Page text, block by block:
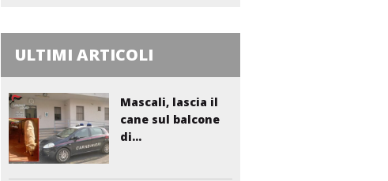
ULTIMI ARTICOLI
Mascali, lascia il
cane sul balcone
di...